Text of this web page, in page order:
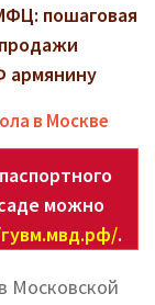
пошаговая
армянину
в Москве
можно
.
Московской